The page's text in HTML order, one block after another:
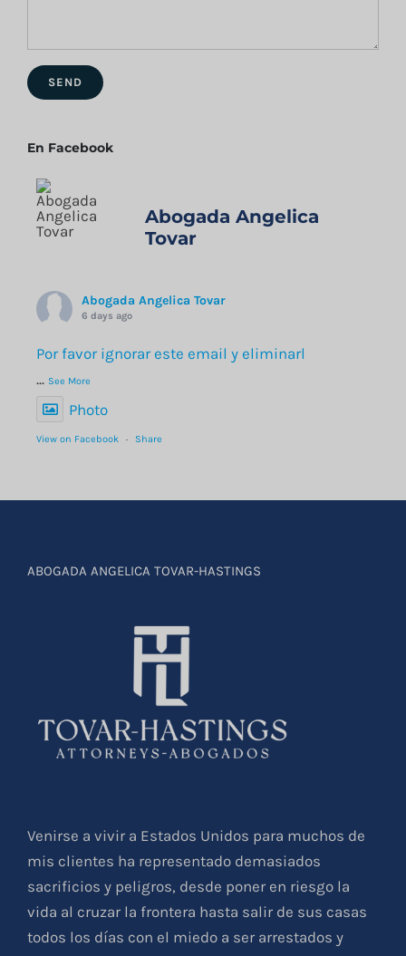
En Facebook
Abogada Angelica
Tovar
Abogada Angelica Tovar
6 days ago
Por favor ignorar este email y eliminarl
...
Photo
ABOGADA ANGELICA TOVAR-HASTINGS
Venirse a vivir a Estados Unidos para muchos de
mis clientes ha representado demasiados
sacrificios y peligros, desde poner en riesgo la
vida al cruzar la frontera hasta salir de sus casas
todos los días con el miedo a ser arrestados y